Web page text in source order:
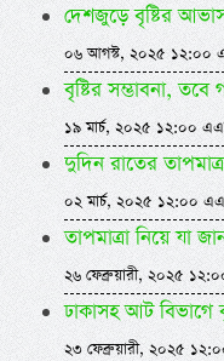
দেশজুড়ে বৃষ্টির
০৬ আগস্ট, ২০২৫ ১২:০০
বৃষ্টির সম্ভাবনা,
১৯ মার্চ, ২০২৫ ১২:০০
দুদিন রাতের
০২ মার্চ, ২০২৫ ১২:০০
তাপমাত্রা নিয়ে যা
২৬ ফেব্রুয়ারী, ২০২৫
ঢাকাসহ আট বিভাগে
২৩ ফেব্রুয়ারী, ২০২৫